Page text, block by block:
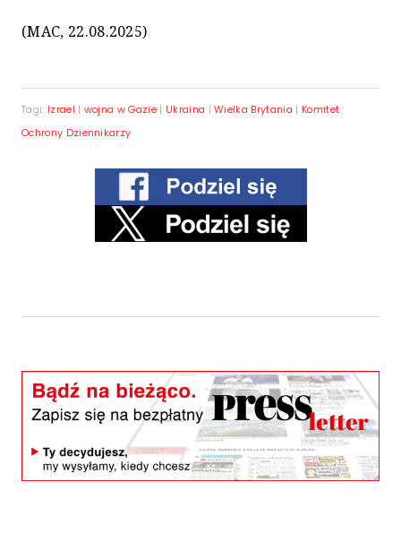
(MAC, 22.08.2025)
Tagi: Izrael | wojna w Gazie| Ukraina |Wielka Brytania | Komitet
Ochrony Dziennikarzy